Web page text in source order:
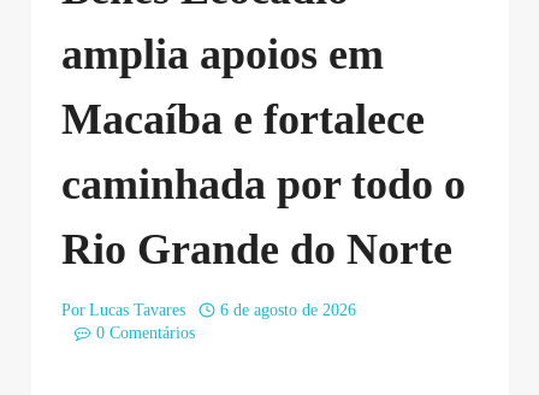
amplia apoios em
Macaíba e fortalece
caminhada por todo o
Rio Grande do Norte
Por Lucas Tavares
6 de agosto de 2026
0 Comentários